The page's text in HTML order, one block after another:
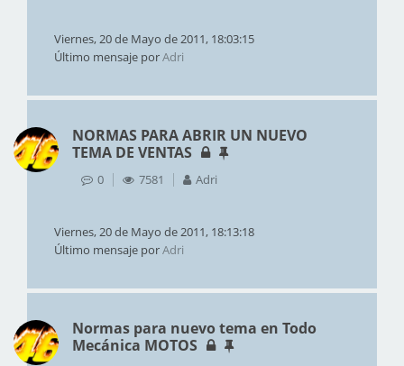
Viernes, 20 de Mayo de 2011, 18:03:15
Último mensaje porAdri
NORMAS PARA ABRIR UN NUEVO
TEMA DE VENTAS
0 7581 Adri
Viernes, 20 de Mayo de 2011, 18:13:18
Último mensaje porAdri
Normas para nuevo tema en Todo
Mecánica MOTOS